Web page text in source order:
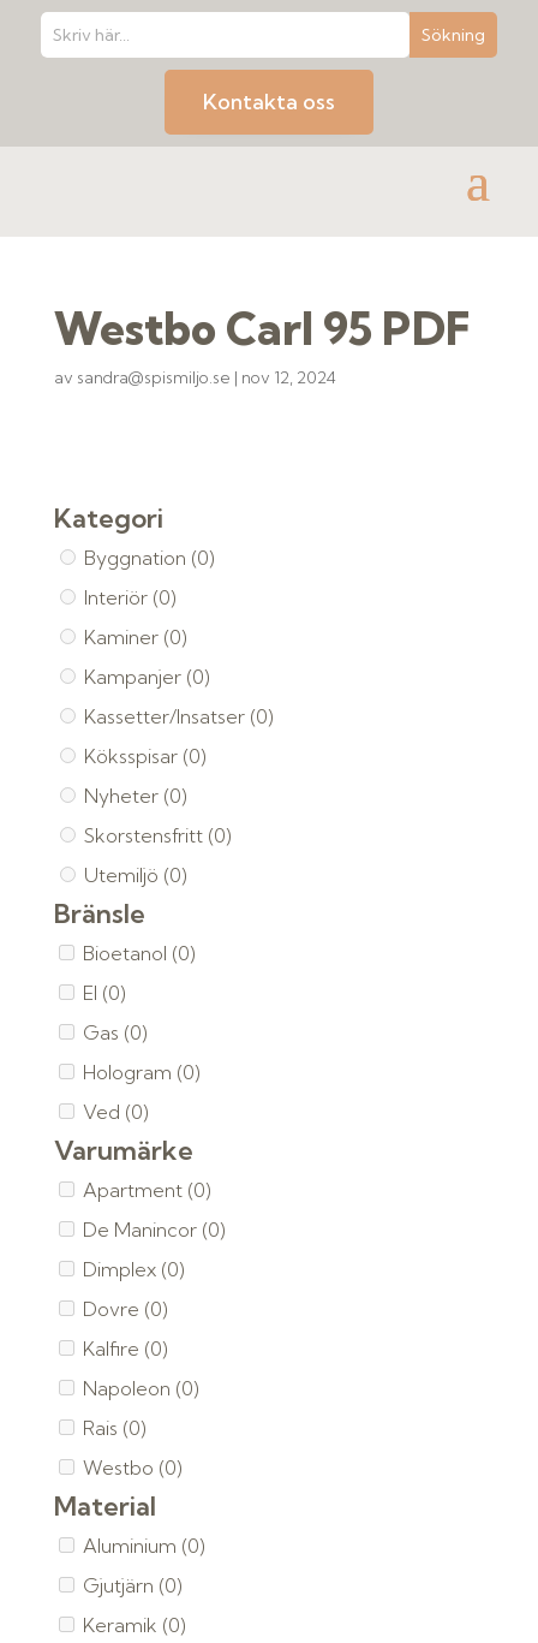
Kontakta oss
Westbo Carl 95 PDF
av sandra@spismiljo.se | nov 12, 2024
Kategori
Byggnation (0)
Interiör (0)
Kaminer (0)
Kampanjer (0)
Kassetter/Insatser (0)
Köksspisar (0)
Nyheter (0)
Skorstensfritt (0)
Utemiljö (0)
Bränsle
Bioetanol (0)
El (0)
Gas (0)
Hologram (0)
Ved (0)
Varumärke
Apartment (0)
De Manincor (0)
Dimplex (0)
Dovre (0)
Kalfire (0)
Napoleon (0)
Rais (0)
Westbo (0)
Material
Aluminium (0)
Gjutjärn (0)
Keramik (0)